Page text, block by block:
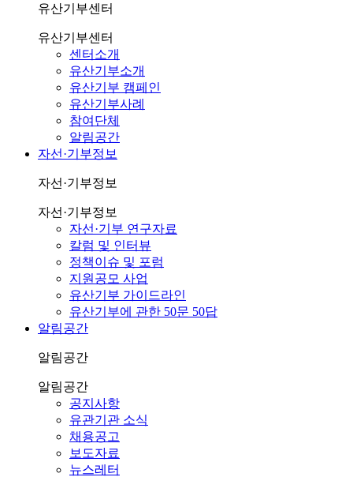
유산기부센터
유산기부센터
센터소개
유산기부소개
유산기부 캠페인
유산기부사례
참여단체
알림공간
자선·기부정보
자선·기부정보
자선·기부정보
자선·기부 연구자료
칼럼 및 인터뷰
정책이슈 및 포럼
지원공모 사업
유산기부 가이드라인
유산기부에 관한 50문 50답
알림공간
알림공간
알림공간
공지사항
유관기관 소식
채용공고
보도자료
뉴스레터